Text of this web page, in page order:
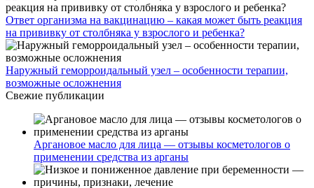
Ответ организма на вакцинацию – какая может быть реакция
на прививку от столбняка у взрослого и ребенка?
Наружный геморроидальный узел – особенности терапии,
возможные осложнения
Свежие публикации
Аргановое масло для лица — отзывы косметологов о
применении средства из арганы